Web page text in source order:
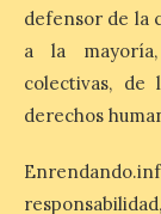
10 Ago
músico
defensor de la
a la
colectivas,
derechos